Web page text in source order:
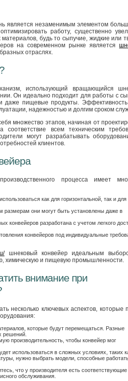
является незаменимым элементом
работу, существенно
будь то сыпучие, жидкие или
на современном рынке является
отраслях.
использующий вращающийся
Он идеально подходит для работы с
даже пищевые продукты. Эффективность
надежностью и долгим сроком
множество этапов, начиная от
всем техническим
могут разрабатывать
клиентов.
процесса имеет
как для горизонтальной, так и для
размерам они могут быть установлены даже в
конвейеров разработана с учетом легкого
конвейеров под индивидуальные
шнековый конвейер идеальным
химическую и пищевую промышленности.
внимание при
несколько ключевых аспектов, которые
которые будут перемещаться. Разные
решений.
производительность, чтобы конвейер мог
использоваться в сложных условиях, таких
нужно выбрать модели, способные
что у производителя есть соответствующие
обслуживания.